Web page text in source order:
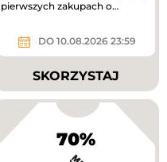
pierwszych zakupach o
DO 10.08.2026 23:59
SKORZYSTAJ
70%